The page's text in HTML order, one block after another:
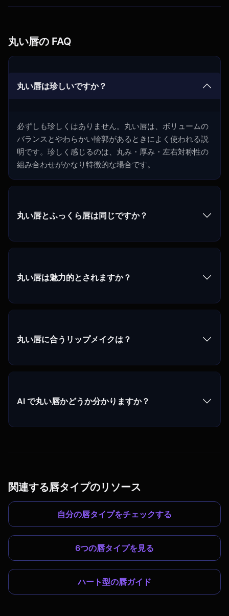
丸い唇の FAQ
丸い唇は珍しいですか？
必ずしも珍しくはありません。丸い唇は、ボリュームの
バランスとやわらかい輪郭があるときによく使われる説
明です。珍しく感じるのは、丸み・厚み・左右対称性の
組み合わせがかなり特徴的な場合です。
丸い唇とふっくら唇は同じですか？
丸い唇は魅力的とされますか？
丸い唇に合うリップメイクは？
AI で丸い唇かどうか分かりますか？
関連する唇タイプのリソース
自分の唇タイプをチェックする
6つの唇タイプを見る
ハート型の唇ガイド